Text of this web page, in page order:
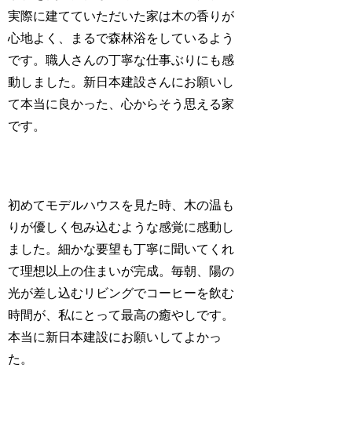
実際に建てていただいた家は木の香りが
心地よく、まるで森林浴をしているよう
です。職人さんの丁寧な仕事ぶりにも感
動しました。新日本建設さんにお願いし
て本当に良かった、心からそう思える家
です。
初めてモデルハウスを見た時、木の温も
りが優しく包み込むような感覚に感動し
ました。細かな要望も丁寧に聞いてくれ
て理想以上の住まいが完成。毎朝、陽の
光が差し込むリビングでコーヒーを飲む
時間が、私にとって最高の癒やしです。
本当に新日本建設にお願いしてよかっ
た。